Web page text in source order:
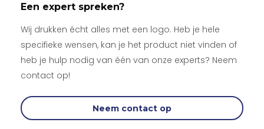
Een expert spreken?
Wij drukken écht alles met een logo. Heb je hele
specifieke wensen, kan je het product niet vinden of
heb je hulp nodig van één van onze experts? Neem
contact op!
Neem contact op